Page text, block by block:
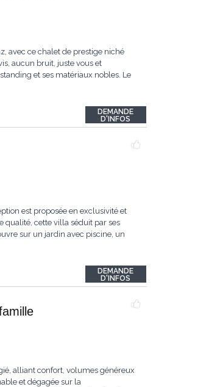
avec ce chalet de prestige niché
aucun bruit, juste vous et
et ses matériaux nobles. Le
DEMANDE
D'INFOS
est proposée en exclusivité et
qualité, cette villa séduit par ses
sur un jardin avec piscine, un
DEMANDE
D'INFOS
alliant confort, volumes généreux
et dégagée sur la